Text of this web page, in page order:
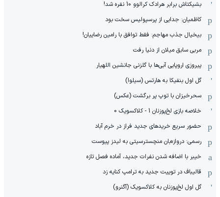
بشیکتاش برابر هرادک کرالوو 10 نفره شد!
کاظمیان: جدایی از پرسپولیس سخت بود
بیخیال جذب مهاجم: فقط توافق با رامین رضاییان!
مربی سابق میلان از دنیا رفت
پیروزی اروپایی آبی‌ها با گلزنی جانشین اللهیار
گل اول بنفیکا به هارتس (سیلوا)
سحرخیزان با توپ پر برگشت (عکس)
خلاصه بازی لخ‌پوزنان 1 - کلاکسویک 0
حضور سریع خریدهای جدید فراز در خرم آباد
رسمی: دروازه‌بان منچسترسیتی به لیدز پیوست
خیبر با اضافه شدن نفرات جدید، آماده فصل تازه
قالیباف در توییت جدید به ترامپ کنایه زد
گل اول لخ‌پوزنان به کلاکسویک (آگنرو)